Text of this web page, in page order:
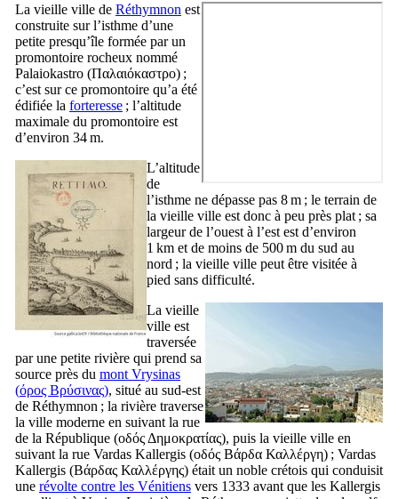
La vieille ville de Réthymnon est
construite sur l’isthme d’une
petite presqu’île formée par un
promontoire rocheux nommé
Palaiokastro (Παλαιόκαστρο) ;
c’est sur ce promontoire qu’a été
édifiée la forteresse ; l’altitude
maximale du promontoire est
d’environ 34 m.
L’altitude
de
l’isthme ne dépasse pas 8 m ; le terrain de
la vieille ville est donc à peu près plat ; sa
largeur de l’ouest à l’est est d’environ
1 km et de moins de 500 m du sud au
nord ; la vieille ville peut être visitée à
pied sans difficulté.
La vieille
ville est
traversée
par une petite rivière qui prend sa
source près du mont Vrysinas
(όρος Βρύσινας), situé au sud-est
de Réthymnon ; la rivière traverse
la ville moderne en suivant la rue
de la République (οδός Δημοκρατίας), puis la vieille ville en
suivant la rue Vardas Kallergis (οδός Βάρδα Καλλέργη) ; Vardas
Kallergis (Βάρδας Καλλέργης) était un noble crétois qui conduisit
une révolte contre les Vénitiens vers 1333 avant que les Kallergis